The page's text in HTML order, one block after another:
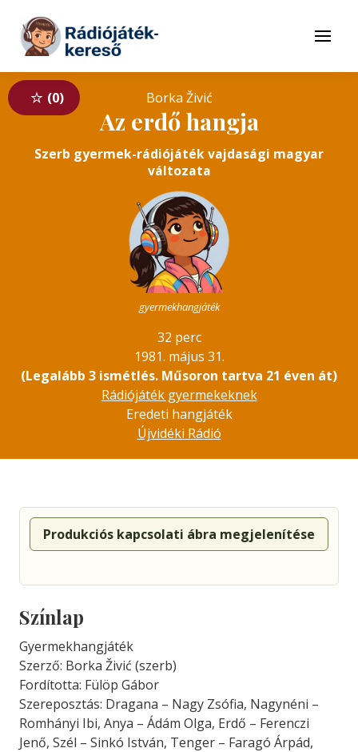
Tovább a tartalomhoz
Menü
0 Borka Živić
Az erdő hangja
Szerb gyermek-rádiójáték vajdasági magyar
változata
gyermekhangjáték
32 perc
1981. május 31.
(Legalább 3 ismétlés. Műsoron tartva 21 éven át)
Rádiójáték gyermekeknek
Eredeti hangjáték
Újvidéki Rádió
Produkciós kapcsolati ábra megjelenítése
Színlap
Gyermekhangjáték
Szerző: Borka Živić (szerb)
Fordította: Fülöp Gábor
Szereposztás: Dragana – Nagy Zsófia, Nagynéni –
Romhányi Ibi, Anya – Ádám Olga, Erdő – Ferenczi
Jenő, Szél – Sinkó István, Tenger – Faragó Árpád,